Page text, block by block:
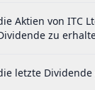
Aktien von ITC
zu
letzte Dividende